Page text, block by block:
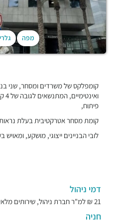
מפה
קומפלקס של משרדים ומסחר, שני
פיתוח,
קומת מסחר אטרקטיבית בעלת נראות
לובי הבניינים ייצוגי, מושקע,
דמי ניהול
21 ₪ למ"ר חברת ניהול, שירותים מלאים.
חניה